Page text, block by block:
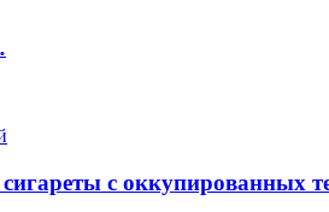
с оккупированных